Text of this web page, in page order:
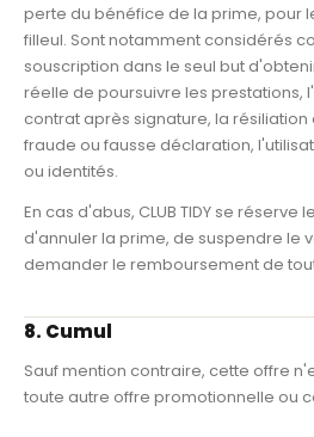
perte du bénéfice de la prime, pour
filleul. Sont notamment considérés
souscription dans le seul but
réelle de poursuivre les prestations,
contrat après signature, la
fraude ou fausse déclaration,
ou identités.
En cas d'abus, CLUB TIDY se réserve
d'annuler la prime, de suspendre le
demander le remboursement de
8. Cumul
Sauf mention contraire, cette offre
toute autre offre promotionnelle ou